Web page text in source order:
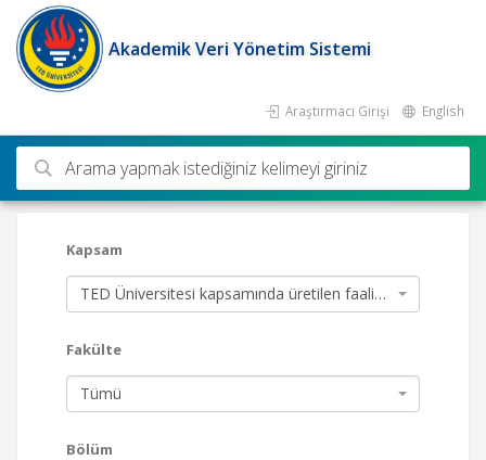
Akademik Veri Yönetim Sistemi
Araştırmacı Girişi English
Ara
Kapsam
TED Üniversitesi kapsamında üretilen faaliyetler
Fakülte
Tümü
Bölüm